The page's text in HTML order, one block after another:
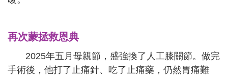
再次蒙拯救恩典
2025年五月母親節，盛強換了人工膝關節。做完
手術後，他打了止痛針、吃了止痛藥，仍然胃痛難